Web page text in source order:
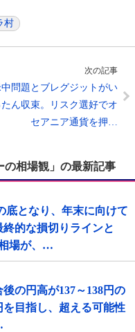
村
次の記事
問題とブレグジットがい
たん収束。リスク選好でオ
セアニア通貨を押…
の相場観」の最新記事
底となり、年末に向けて
終的な損切りラインと
場が、…
の円高が137～138円の
を目指し、超える可能性